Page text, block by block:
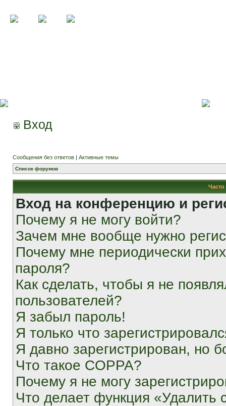
Вход
Сообщения без ответов | Активные темы
Список форумов
Вход на конференцию и
Почему я не могу войти?
Зачем мне вообще нужно
Почему мне периодически
пароля?
Как сделать, чтобы я не
пользователей?
Я забыл пароль!
Я только что
Я давно зарегистрирован, но
Что такое COPPA?
Почему я не могу
Что делает функция «Удалить